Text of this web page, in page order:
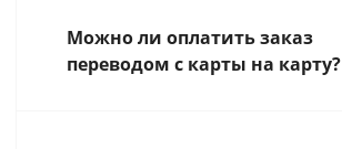
Можно ли оплатить заказ
переводом с карты на карту?